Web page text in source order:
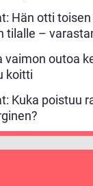
Hän otti
tilalle –
vaimon outoa
koitti
Kuka poistuu